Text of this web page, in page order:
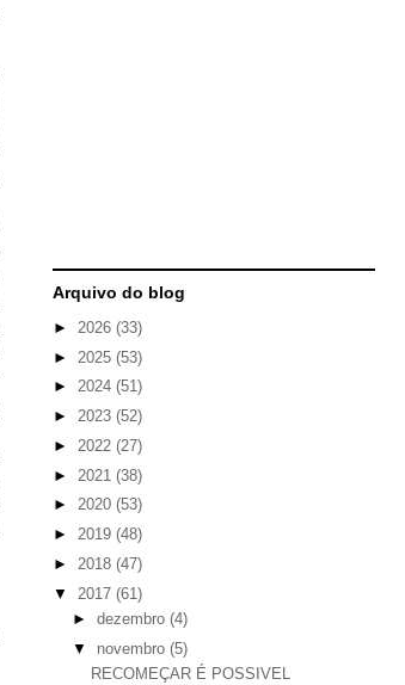
Arquivo do blog
► 2026 (33)
► 2025 (53)
► 2024 (51)
► 2023 (52)
► 2022 (27)
► 2021 (38)
► 2020 (53)
► 2019 (48)
► 2018 (47)
▼ 2017 (61)
► dezembro (4)
▼ novembro (5)
RECOMEÇAR É POSSIVEL